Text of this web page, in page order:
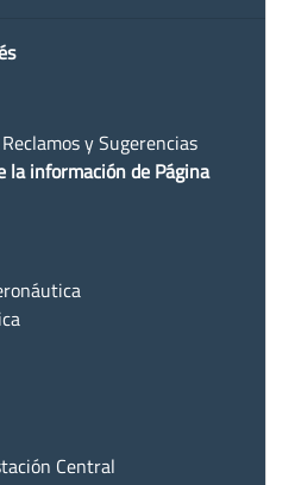
y Sugerencias
la información de Página
Central